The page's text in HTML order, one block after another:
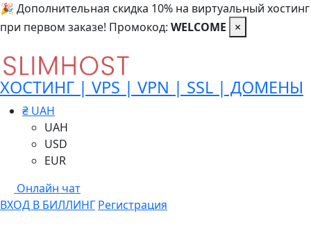
🎉 Дополнительная скидка 10% на виртуальный хостинг
при первом заказе! Промокод: WELCOME ×
ХОСТИНГ | VPS | VPN | SSL | ДОМЕНЫ
₴ UAH
UAH
USD
EUR
Онлайн чат
ВХОД В БИЛЛИНГ Регистрация